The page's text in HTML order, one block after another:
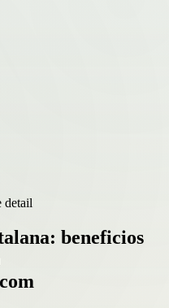
detail
beneficios